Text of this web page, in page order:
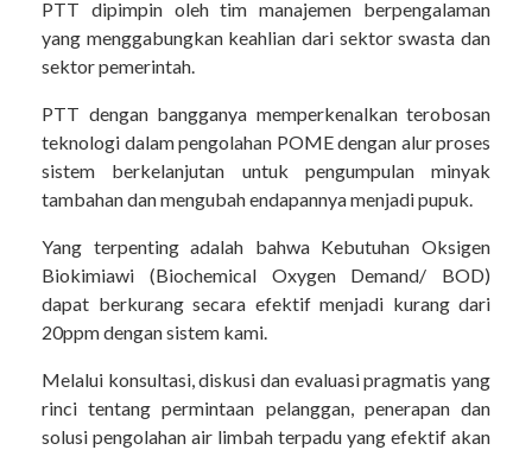
PTT dipimpin oleh tim manajemen berpengalaman
yang menggabungkan keahlian dari sektor swasta dan
sektor pemerintah.
PTT dengan bangganya memperkenalkan terobosan
teknologi dalam pengolahan POME dengan alur proses
sistem berkelanjutan untuk pengumpulan minyak
tambahan dan mengubah endapannya menjadi pupuk.
Yang terpenting adalah bahwa Kebutuhan Oksigen
Biokimiawi (Biochemical Oxygen Demand/ BOD)
dapat berkurang secara efektif menjadi kurang dari
20ppm dengan sistem kami.
Melalui konsultasi, diskusi dan evaluasi pragmatis yang
rinci tentang permintaan pelanggan, penerapan dan
solusi pengolahan air limbah terpadu yang efektif akan